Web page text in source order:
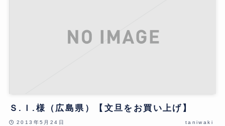
Ｓ.Ｉ.様（広島県）【文旦をお買い上げ】
2013年5月24日 taniwaki